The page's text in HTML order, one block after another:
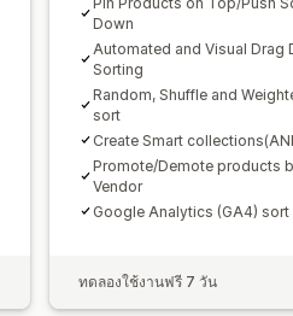
Down
Automated and Visual Drag
Sorting
Random, Shuffle and
sort
Create Smart
Promote/Demote products
Vendor
Google Analytics (GA4) sort
ทดลองใช้งานฟรี 7 วัน